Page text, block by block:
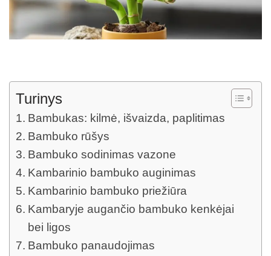
Turinys
Bambukas: kilmė, išvaizda, paplitimas
Bambuko rūšys
Bambuko sodinimas vazone
Kambarinio bambuko auginimas
Kambarinio bambuko priežiūra
Kambaryje augančio bambuko kenkėjai
bei ligos
Bambuko panaudojimas